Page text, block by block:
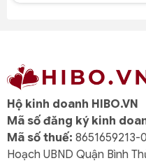
Hộ kinh doanh HIBO.VN
Mã số đăng ký kinh
Mã số thuế: 8651659213-
Hoạch UBND Quận Bình